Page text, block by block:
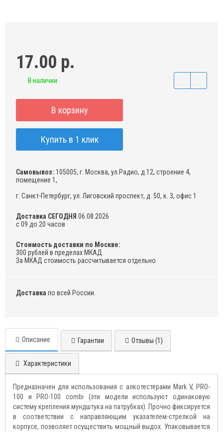
17.00 р.
В наличии
В корзину
Купить в 1 клик
Самовывоз: 105005, г. Москва, ул.Радио, д.12, строение 4,
помещение 1,
г. Санкт-Петербург, ул. Лиговский проспект, д. 50, к. 3, офис 1
Доставка СЕГОДНЯ 06.08.2026
с 09 до 20 часов
Стоимость доставки по Москве:
300 рублей в пределах МКАД.
За МКАД стоимость рассчитывается отдельно
Доставка по всей России.
Описание Гарантии Отзывы (1)
Характеристики
Предназначен для использования с алкотестерами Mark V, PRO-
100 и PRO-100 combi (эти модели используют одинаковую
систему крепления мундштука на патрубках). Прочно фиксируется
в соответствии с направляющим указателем-стрелкой на
корпусе, позволяет осуществить мощный выдох. Упаковывается